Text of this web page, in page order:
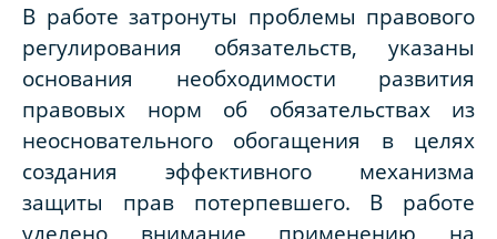
В работе затронуты проблемы правового
регулирования обязательств, указаны
основания необходимости развития
правовых норм об обязательствах из
неосновательного обогащения в целях
создания эффективного механизма
защиты прав потерпевшего. В работе
уделено внимание применению на